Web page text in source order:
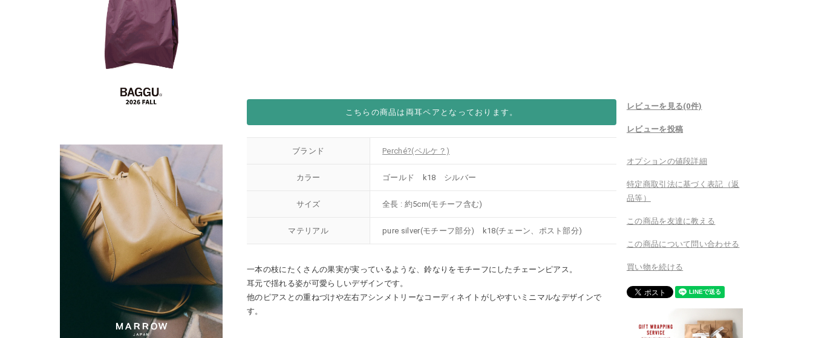
こちらの商品は両耳ペアとなっております。
ブランド Perché?(ペルケ？)
カラー ゴールド k18 シルバー
サイズ 全長 : 約5cm(モチーフ含む)
マテリアル pure silver(モチーフ部分) k18(チェーン、ポスト部分)
一本の枝にたくさんの果実が実っているような、鈴なりをモチーフにしたチェーンピアス。
耳元で揺れる姿が可愛らしいデザインです。
他のピアスとの重ねづけや左右アシンメトリーなコーディネイトがしやすいミニマルなデザインで
す。
レビューを見る(0件)
レビューを投稿
オプションの値段詳細
特定商取引法に基づく表記（返
品等）
この商品を友達に教える
この商品について問い合わせる
買い物を続ける